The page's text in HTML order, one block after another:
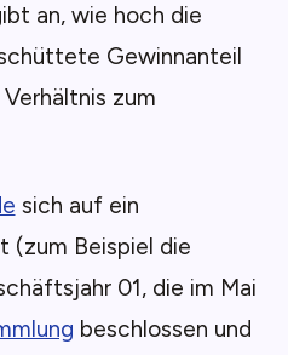
an, wie hoch die
Gewinnanteil
zum
sich auf ein
(zum Beispiel die
01, die im Mai
beschlossen und